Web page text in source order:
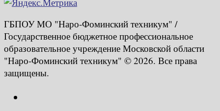
ГБПОУ МО "Наро-Фоминский техникум" /
Государственное бюджетное профессиональное
образовательное учреждение Московской области
"Наро-Фоминский техникум" © 2026. Все права
защищены.